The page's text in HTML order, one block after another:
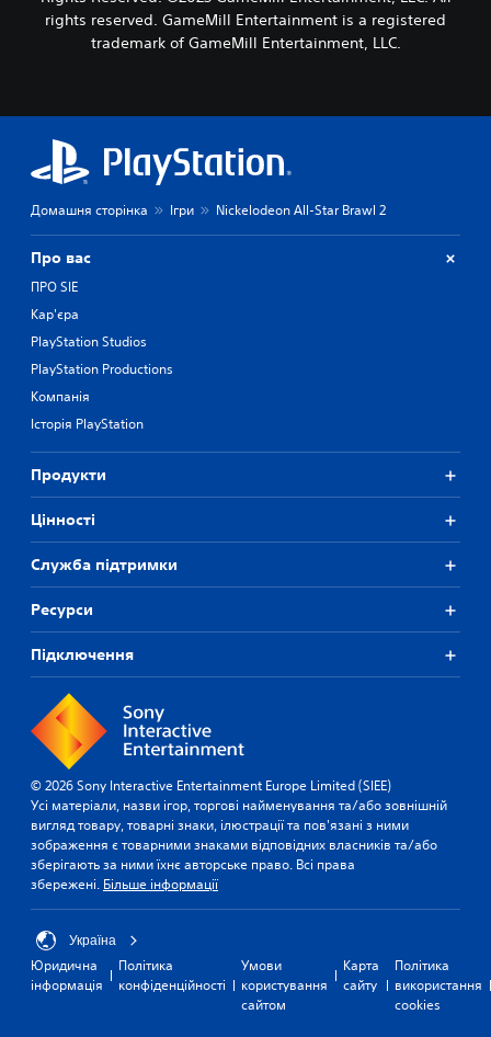
rights reserved. GameMill Entertainment is a registered
trademark of GameMill Entertainment, LLC.
Домашня сторінка Ігри Nickelodeon All-Star Brawl 2
Про вас
ПРО SIE
Кар'єра
PlayStation Studios
PlayStation Productions
Компанія
Історія PlayStation
Продукти
Цiнностi
Служба підтримки
Ресурси
Підключення
© 2026 Sony Interactive Entertainment Europe Limited (SIEE)
Усі матеріали, назви ігор, торгові найменування та/або зовнішній
вигляд товару, товарні знаки, ілюстрації та пов'язані з ними
зображення є товарними знаками відповідних власників та/або
зберігають за ними їхнє авторське право. Всі права
збережені. Більше інформації
Україна
Юридична
інформація
Політика
конфіденційності
Умови
користування
сайтом
Карта
сайту
Політика
використання
cookies